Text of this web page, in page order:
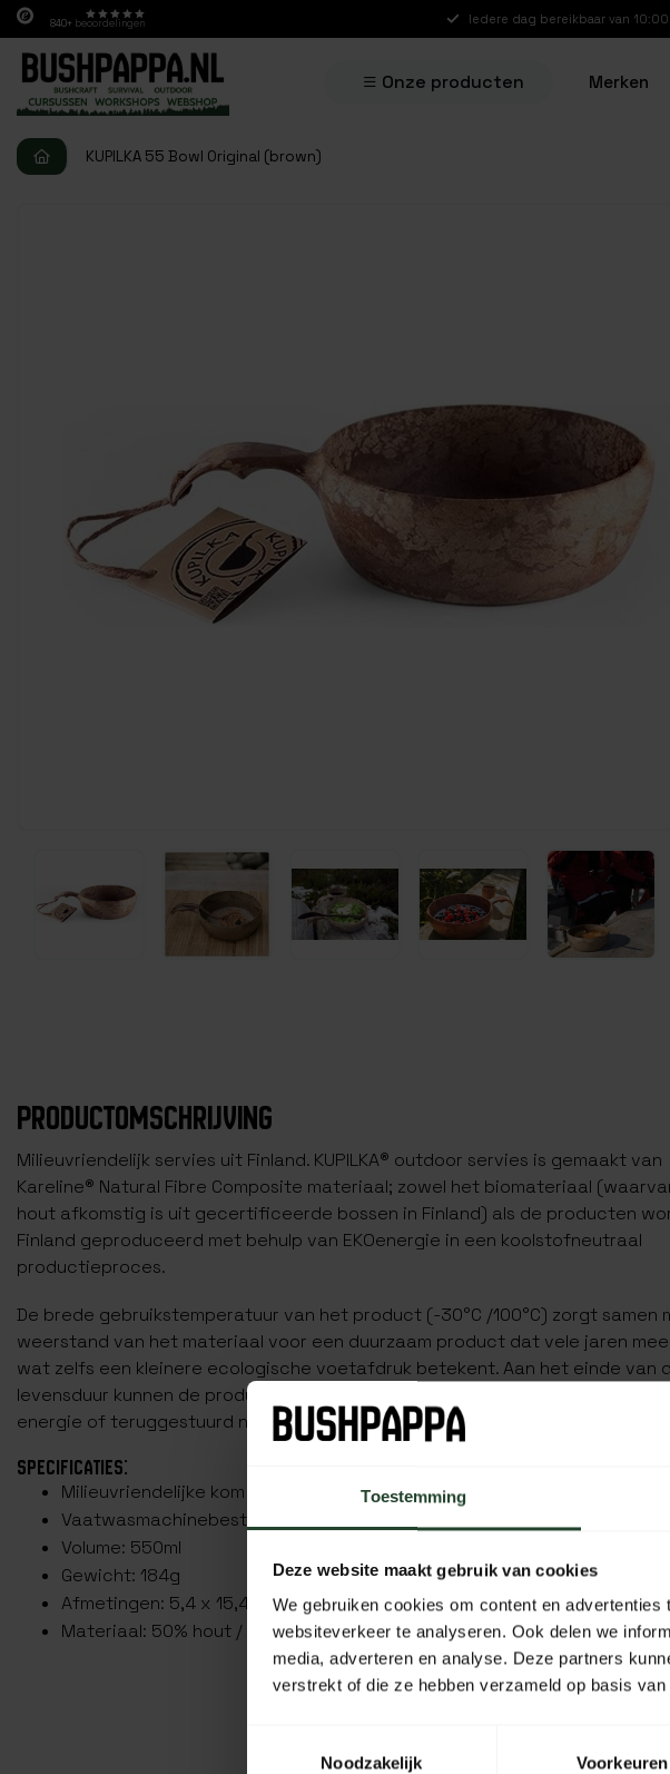
Toestemming
Deze website maakt gebruik van cookies
We gebruiken cookies om content en
websiteverkeer te analyseren. Ook delen we
media, adverteren en analyse. Deze partners
verstrekt of die ze hebben verzameld op basis
Noodzakelijk
Voorkeuren
840+ beoordelingen Iedere dag bereikbaar van
Onze producten Merken
KUPILKA 55 Bowl Original (brown)
PRODUCTOMSCHRIJVING
Milieuvriendelijk servies uit Finland. KUPILKA® outdoor servies is gemaakt van
Kareline® Natural Fibre Composite materiaal; zowel het biomateriaal
hout afkomstig is uit gecertificeerde bossen in Finland) als de producten
Finland geproduceerd met behulp van EKOenergie in een koolstofneutraal
productieproces.
De brede gebruikstemperatuur van het product (-30°C /100°C) zorgt samen
weerstand van het materiaal voor een duurzaam product dat vele jaren
wat zelfs een kleinere ecologische voetafdruk betekent. Aan het einde van
levensduur kunnen de producten worden gerecycled, verbrand voor warmte-
energie of teruggestuurd naar de fabrikant voor hergebruik.
SPECIFICATIES:
Milieuvriendelijke kom
Vaatwasmachinebestendig
Volume: 550ml
Gewicht: 184g
Afmetingen: 5,4 x 15,4 x 22,3cm
Materiaal: 50% hout / 50% Gerecycled kunststof